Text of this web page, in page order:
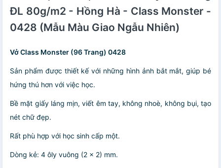
ĐL 80g/m2 - Hồng Hà - Class Monster -
0428 (Mẫu Màu Giao Ngẫu Nhiên)
Vở Class Monster (96 Trang) 0428
Sản phẩm được thiết kế với những hình ảnh bắt mắt, giúp bé
hứng thú hơn với việc học.
Bề mặt giấy láng mịn, viết êm tay, không nhoè, không bụi, tạo
nét chữ đẹp.
Rất phù hợp với học sinh cấp một.
Dòng kẻ: 4 ôly vuông (2 x 2) mm.